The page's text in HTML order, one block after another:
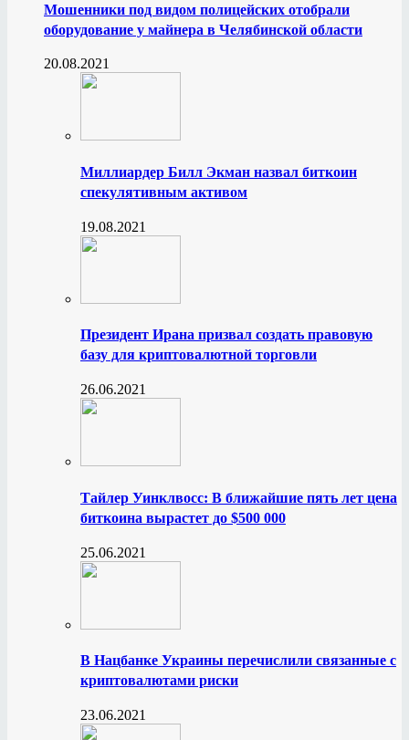
Мошенники под видом полицейских отобрали
оборудование у майнера в Челябинской области
20.08.2021
Миллиардер Билл Экман назвал биткоин
спекулятивным активом
19.08.2021
Президент Ирана призвал создать правовую
базу для криптовалютной торговли
26.06.2021
Тайлер Уинклвосс: В ближайшие пять лет цена
биткоина вырастет до $500 000
25.06.2021
В Нацбанке Украины перечислили связанные с
криптовалютами риски
23.06.2021